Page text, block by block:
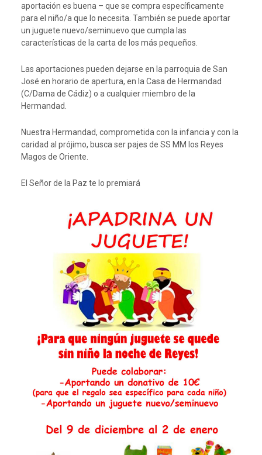
aportación es buena – que se compra específicamente
para el niño/a que lo necesita. También se puede aportar
un juguete nuevo/seminuevo que cumpla las
características de la carta de los más pequeños.
Las aportaciones pueden dejarse en la parroquia de San
José en horario de apertura, en la Casa de Hermandad
(C/Dama de Cádiz) o a cualquier miembro de la
Hermandad.
Nuestra Hermandad, comprometida con la infancia y con la
caridad al prójimo, busca ser pajes de SS MM los Reyes
Magos de Oriente.
El Señor de la Paz te lo premiará